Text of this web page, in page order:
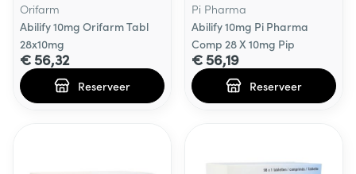
Orifarm
Abilify 10mg Orifarm Tabl
28x10mg
€ 56,32
Reserveer
Pi Pharma
Abilify 10mg Pi Pharma
Comp 28 X 10mg Pip
€ 56,19
Reserveer